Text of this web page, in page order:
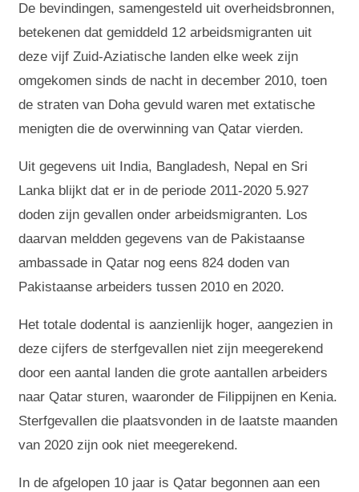
De bevindingen, samengesteld uit overheidsbronnen,
betekenen dat gemiddeld 12 arbeidsmigranten uit
deze vijf Zuid-Aziatische landen elke week zijn
omgekomen sinds de nacht in december 2010, toen
de straten van Doha gevuld waren met extatische
menigten die de overwinning van Qatar vierden.
Uit gegevens uit India, Bangladesh, Nepal en Sri
Lanka blijkt dat er in de periode 2011-2020 5.927
doden zijn gevallen onder arbeidsmigranten. Los
daarvan meldden gegevens van de Pakistaanse
ambassade in Qatar nog eens 824 doden van
Pakistaanse arbeiders tussen 2010 en 2020.
Het totale dodental is aanzienlijk hoger, aangezien in
deze cijfers de sterfgevallen niet zijn meegerekend
door een aantal landen die grote aantallen arbeiders
naar Qatar sturen, waaronder de Filippijnen en Kenia.
Sterfgevallen die plaatsvonden in de laatste maanden
van 2020 zijn ook niet meegerekend.
In de afgelopen 10 jaar is Qatar begonnen aan een